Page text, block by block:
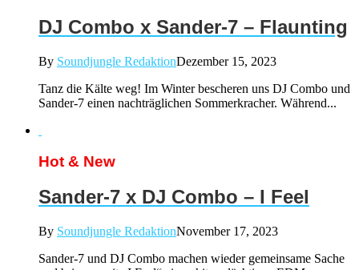
DJ Combo x Sander-7 – Flaunting
By Soundjungle RedaktionDezember 15, 2023
Tanz die Kälte weg! Im Winter bescheren uns DJ Combo und
Sander-7 einen nachträglichen Sommerkracher. Während...
Hot & New
Sander-7 x DJ Combo – I Feel
By Soundjungle RedaktionNovember 17, 2023
Sander-7 und DJ Combo machen wieder gemeinsame Sache